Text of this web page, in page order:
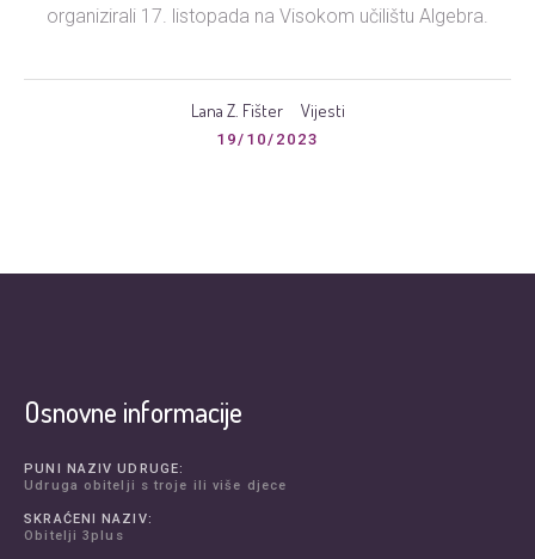
organizirali 17. listopada na Visokom učilištu Algebra.
Lana Z. Fišter Vijesti
19/10/2023
Osnovne informacije
PUNI NAZIV UDRUGE:
Udruga obitelji s troje ili više djece
SKRAĆENI NAZIV:
Obitelji 3plus